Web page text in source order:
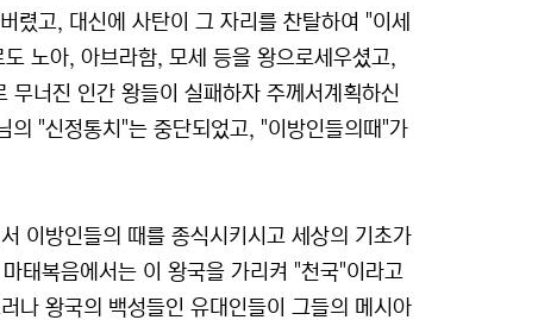
렸고, 대신에 사탄이 그 자리를 찬탈하여 "이세
노아, 아브라함, 모세 등을 왕으로세우셨고,
너진 인간 왕들이 실패하자 주께서계획하신
의 "신정통치"는 중단되었고, "이방인들의때"가
이방인들의 때를 종식시키시고 세상의 기초가
태복음에서는 이 왕국을 가리켜 "천국"이라고
나 왕국의 백성들인 유대인들이 그들의 메시아